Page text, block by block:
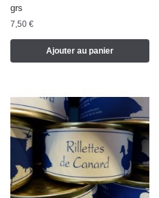
grs
7,50 €
Ajouter au panier